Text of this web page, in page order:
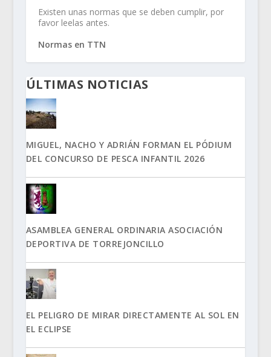
Existen unas normas que se deben cumplir, por
favor leelas antes.
Normas en TTN
ÚLTIMAS NOTICIAS
MIGUEL, NACHO Y ADRIÁN FORMAN EL PÓDIUM
DEL CONCURSO DE PESCA INFANTIL 2026
ASAMBLEA GENERAL ORDINARIA ASOCIACIÓN
DEPORTIVA DE TORREJONCILLO
EL PELIGRO DE MIRAR DIRECTAMENTE AL SOL EN
EL ECLIPSE